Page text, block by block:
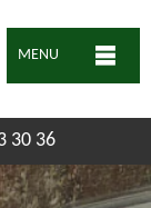
MENU
30 36